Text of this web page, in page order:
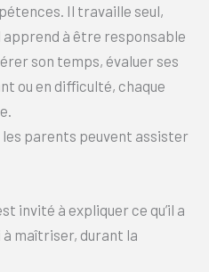
Il travaille seul,
apprend à être responsable
son temps, évaluer ses
ou en difficulté, chaque
les parents peuvent assister
invité à expliquer ce qu’il a
maîtriser, durant la